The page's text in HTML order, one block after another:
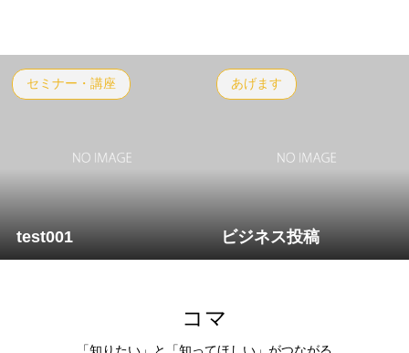
セミナー・講座
test001
あげます
ビジネス投稿
コマ
「知りたい」と「知ってほしい」がつながる